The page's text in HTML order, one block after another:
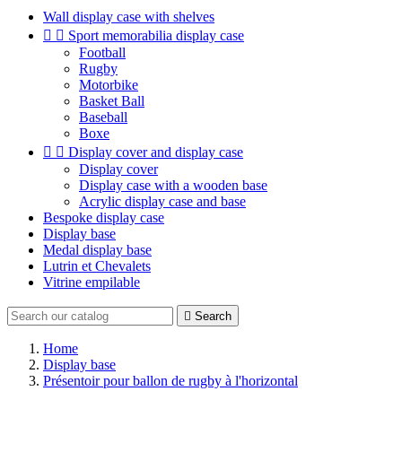
Wall display case with shelves
  Sport memorabilia display case
Football
Rugby
Motorbike
Basket Ball
Baseball
Boxe
  Display cover and display case
Display cover
Display case with a wooden base
Acrylic display case and base
Bespoke display case
Display base
Medal display base
Lutrin et Chevalets
Vitrine empilable
 Search
Home
Display base
Présentoir pour ballon de rugby à l'horizontal